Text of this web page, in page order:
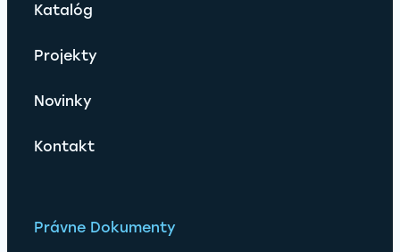
Katalóg
Projekty
Novinky
Kontakt
Právne Dokumenty